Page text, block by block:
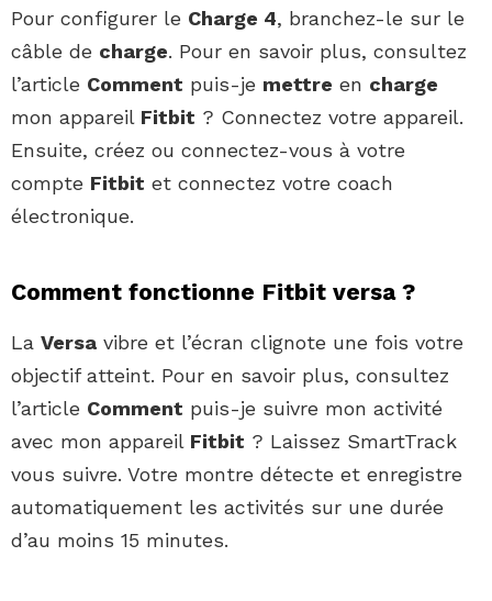
Pour configurer le Charge 4, branchez-le sur le
câble de charge. Pour en savoir plus, consultez
l’article Comment puis-je mettre en charge
mon appareil Fitbit ? Connectez votre appareil.
Ensuite, créez ou connectez-vous à votre
compte Fitbit et connectez votre coach
électronique.
Comment fonctionne Fitbit versa ?
La Versa vibre et l’écran clignote une fois votre
objectif atteint. Pour en savoir plus, consultez
l’article Comment puis-je suivre mon activité
avec mon appareil Fitbit ? Laissez SmartTrack
vous suivre. Votre montre détecte et enregistre
automatiquement les activités sur une durée
d’au moins 15 minutes.